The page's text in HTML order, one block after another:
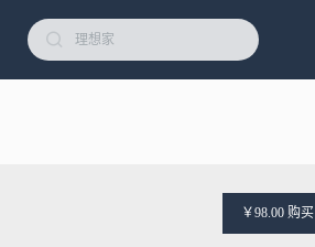
￥98.00 购买